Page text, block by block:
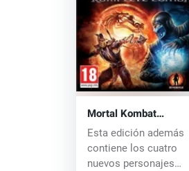
Mortal Kombat
(Komplete Edition) (PC)
CD key
Esta edición además
contiene los cuatro
nuevos personajes